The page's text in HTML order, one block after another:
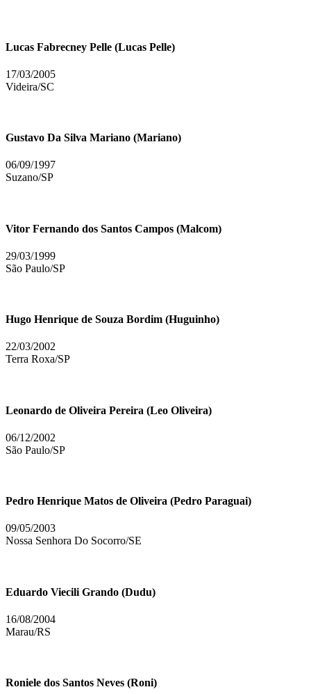
Lucas Fabrecney Pelle (Lucas Pelle)
17/03/2005
Videira/SC
Gustavo Da Silva Mariano (Mariano)
06/09/1997
Suzano/SP
Vitor Fernando dos Santos Campos (Malcom)
29/03/1999
São Paulo/SP
Hugo Henrique de Souza Bordim (Huguinho)
22/03/2002
Terra Roxa/SP
Leonardo de Oliveira Pereira (Leo Oliveira)
06/12/2002
São Paulo/SP
Pedro Henrique Matos de Oliveira (Pedro Paraguai)
09/05/2003
Nossa Senhora Do Socorro/SE
Eduardo Viecili Grando (Dudu)
16/08/2004
Marau/RS
Roniele dos Santos Neves (Roni)